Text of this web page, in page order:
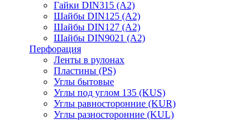
Гайки DIN315 (A2)
Шайбы DIN125 (A2)
Шайбы DIN127 (A2)
Шайбы DIN9021 (A2)
Перфорация
Ленты в рулонах
Пластины (PS)
Углы бытовые
Углы под углом 135 (KUS)
Углы равносторонние (KUR)
Углы разносторонние (KUL)